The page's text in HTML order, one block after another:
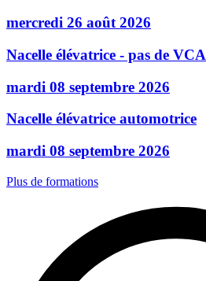
mercredi 26 août 2026
Nacelle élévatrice - pas de VCA
mardi 08 septembre 2026
Nacelle élévatrice automotrice
mardi 08 septembre 2026
Plus de formations